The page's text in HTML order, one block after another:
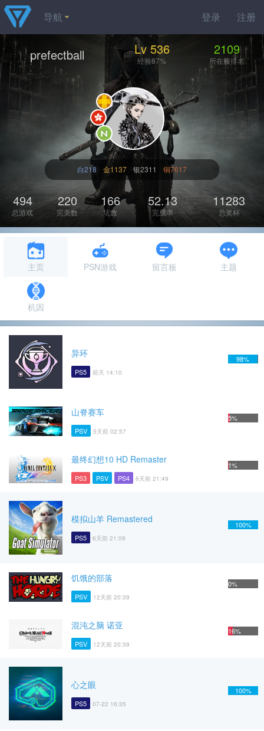
登录 注册
导航
prefectball Lv 536
经验87%
2109
所在服排名
白218 金1137 银2311 铜7617
494
总游戏
220
完美数
166
坑数
52.13
完成率
11283
总奖杯
主页 PSN游戏 留言板 主题
机因
异环
PS5 前天 14:10
98%
山脊赛车
PSV 5天前 02:57
5%
最终幻想10 HD Remaster
PS3 PSV PS4 6天前 21:49
1%
模拟山羊 Remastered
PS5 6天前 21:09
100%
饥饿的部落
PSV 12天前 20:39
0%
混沌之脑 诺亚
PSV 12天前 20:39
16%
心之眼
PS5 07-22 16:35
100%